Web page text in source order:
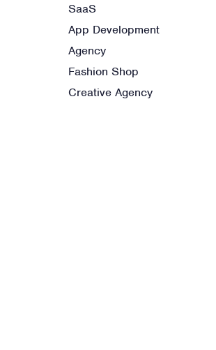
SaaS
App Development
Agency
Fashion Shop
Creative Agency